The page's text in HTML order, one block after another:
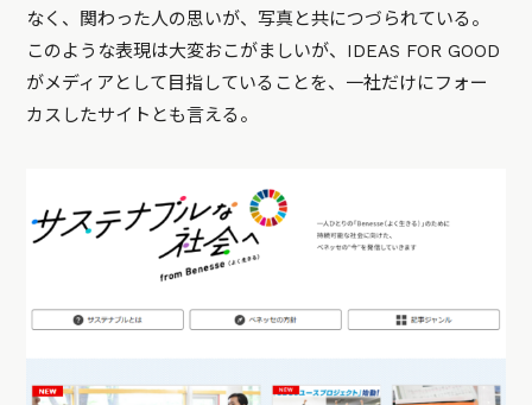
なく、関わった人の思いが、写真と共につづられている。
このような表現は大変おこがましいが、IDEAS FOR GOOD
がメディアとして目指していることを、一社だけにフォー
カスしたサイトとも言える。